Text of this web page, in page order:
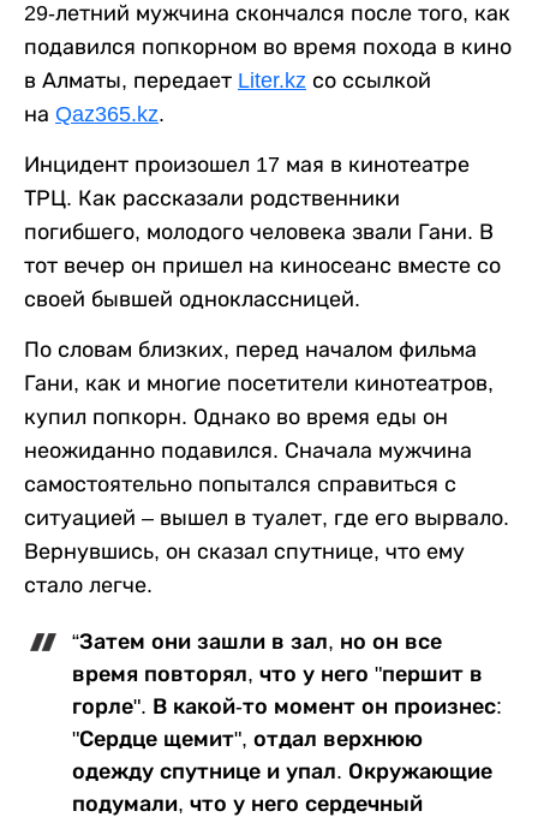
29-летний мужчина скончался после того, как
подавился попкорном во время похода в кино
в Алматы, передает Liter.kz со ссылкой
на Qaz365.kz.
Инцидент произошел 17 мая в кинотеатре
ТРЦ. Как рассказали родственники
погибшего, молодого человека звали Гани. В
тот вечер он пришел на киносеанс вместе со
своей бывшей одноклассницей.
По словам близких, перед началом фильма
Гани, как и многие посетители кинотеатров,
купил попкорн. Однако во время еды он
неожиданно подавился. Сначала мужчина
самостоятельно попытался справиться с
ситуацией – вышел в туалет, где его вырвало.
Вернувшись, он сказал спутнице, что ему
стало легче.
“Затем они зашли в зал, но он все
время повторял, что у него "першит в
горле". В какой-то момент он произнес:
"Сердце щемит", отдал верхнюю
одежду спутнице и упал. Окружающие
подумали, что у него сердечный